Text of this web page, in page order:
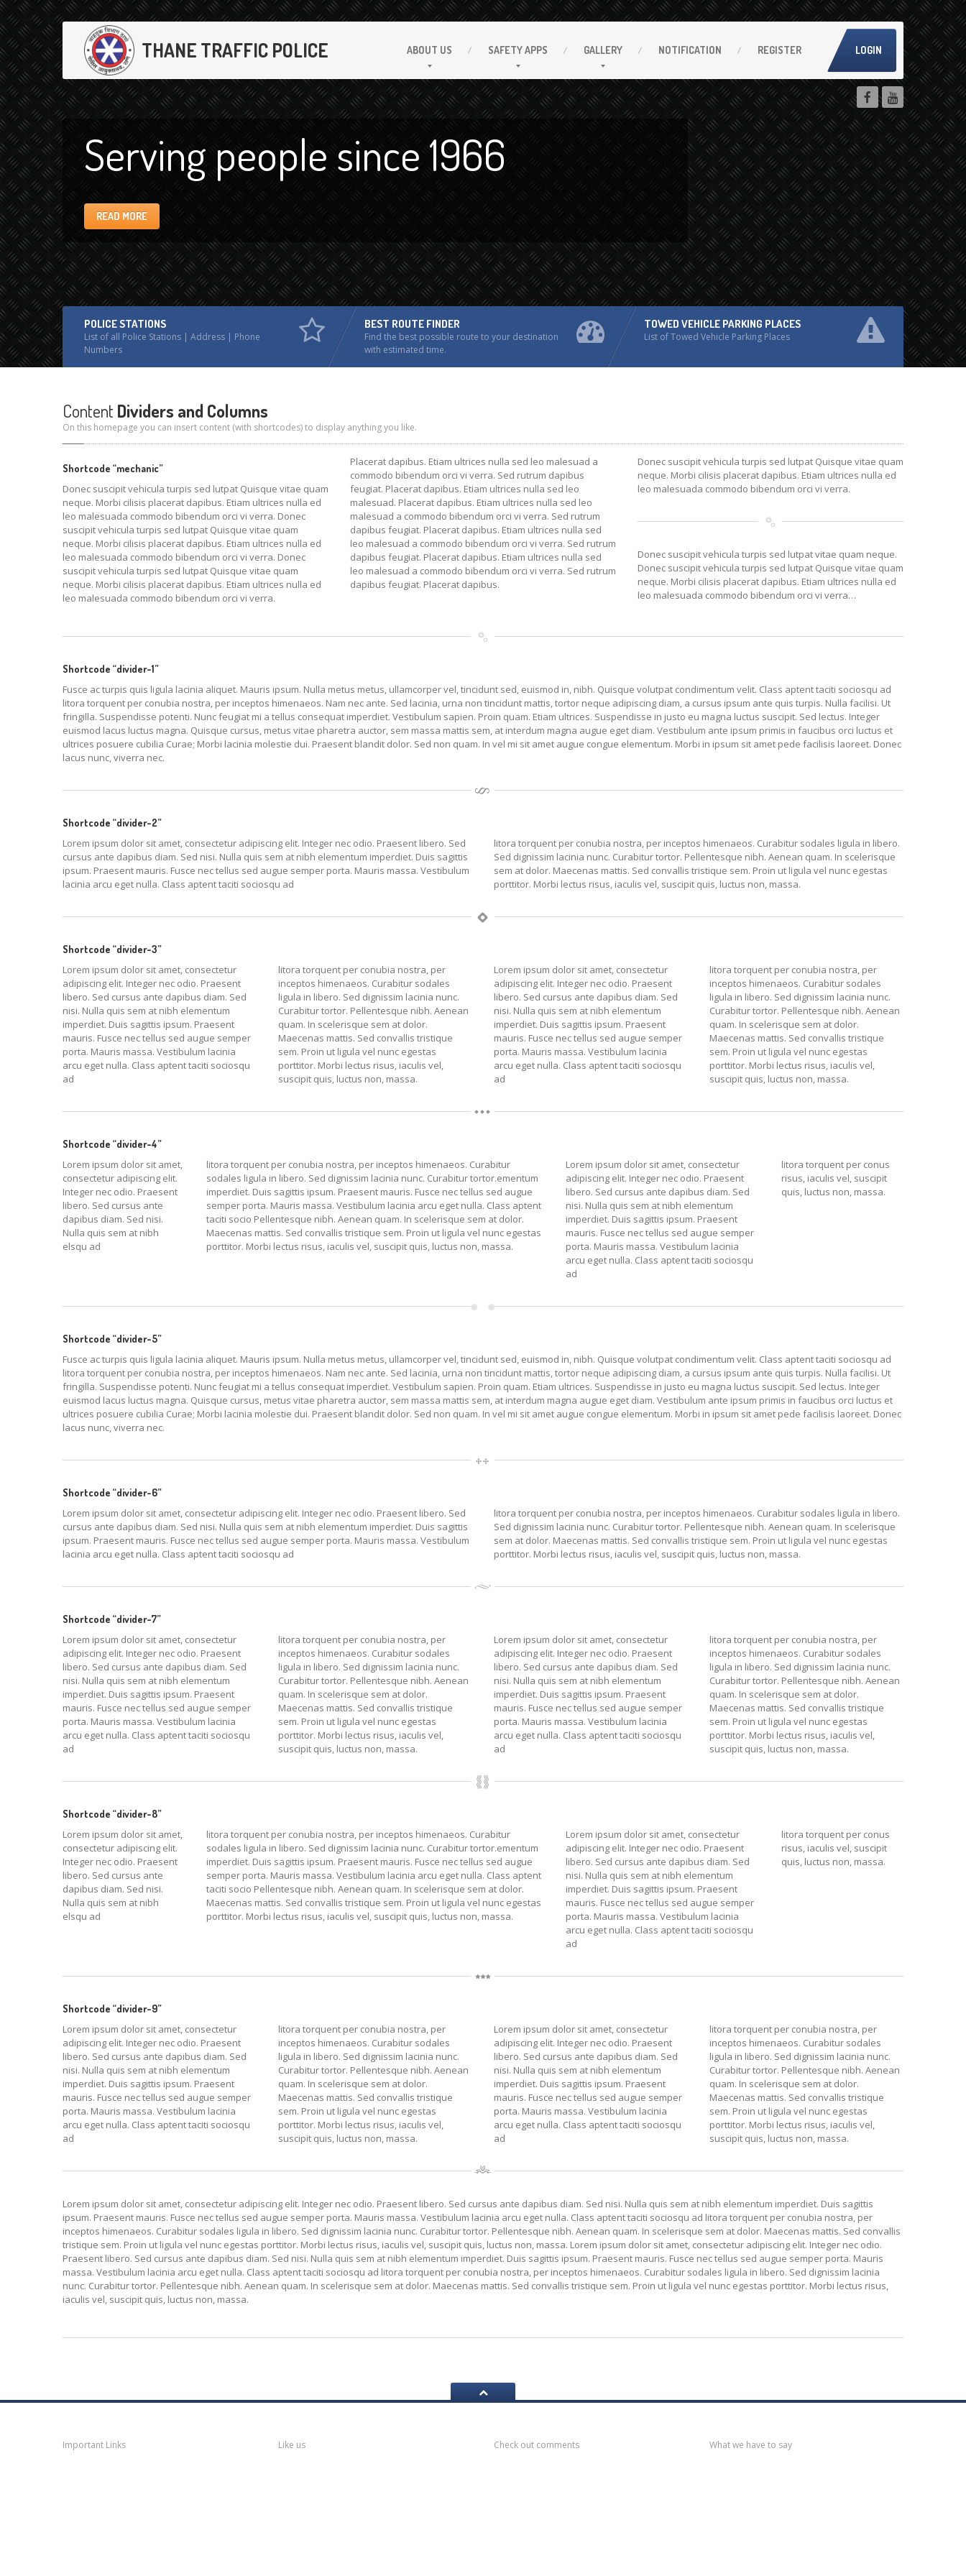
THANE TRAFFIC POLICE ABOUT US SAFETYAPPS GALLERY NOTIFICATION REGISTER LOGIN
Serving people since 1966
READ MORE
POLICE STATIONS
List of all Police Stations | Address | Phone
Numbers
BEST ROUTE FINDER
Find the best possible route to your destination
with estimated time.
TOWED VEHICLE PARKING PLACES
List of Towed Vehicle Parking Places
Content Dividers and Columns
On this homepage you can insert content (with shortcodes) to display anything you like.
Shortcode “mechanic”
Donec suscipit vehicula turpis sed lutpat Quisque vitae quam
neque. Morbi cilisis placerat dapibus. Etiam ultrices nulla ed
leo malesuada commodo bibendum orci vi verra. Donec
suscipit vehicula turpis sed lutpat Quisque vitae quam
neque. Morbi cilisis placerat dapibus. Etiam ultrices nulla ed
leo malesuada commodo bibendum orci vi verra. Donec
suscipit vehicula turpis sed lutpat Quisque vitae quam
neque. Morbi cilisis placerat dapibus. Etiam ultrices nulla ed
leo malesuada commodo bibendum orci vi verra.
Placerat dapibus. Etiam ultrices nulla sed leo malesuad a
commodo bibendum orci vi verra. Sed rutrum dapibus
feugiat. Placerat dapibus. Etiam ultrices nulla sed leo
malesuad. Placerat dapibus. Etiam ultrices nulla sed leo
malesuad a commodo bibendum orci vi verra. Sed rutrum
dapibus feugiat. Placerat dapibus. Etiam ultrices nulla sed
leo malesuad a commodo bibendum orci vi verra. Sed rutrum
dapibus feugiat. Placerat dapibus. Etiam ultrices nulla sed
leo malesuad a commodo bibendum orci vi verra. Sed rutrum
dapibus feugiat. Placerat dapibus.
Donec suscipit vehicula turpis sed lutpat Quisque vitae quam
neque. Morbi cilisis placerat dapibus. Etiam ultrices nulla ed
leo malesuada commodo bibendum orci vi verra.
Donec suscipit vehicula turpis sed lutpat vitae quam neque.
Donec suscipit vehicula turpis sed lutpat Quisque vitae quam
neque. Morbi cilisis placerat dapibus. Etiam ultrices nulla ed
leo malesuada commodo bibendum orci vi verra…
Shortcode “divider-1”
Fusce ac turpis quis ligula lacinia aliquet. Mauris ipsum. Nulla metus metus, ullamcorper vel, tincidunt sed, euismod in, nibh. Quisque volutpat condimentum velit. Class aptent taciti sociosqu ad
litora torquent per conubia nostra, per inceptos himenaeos. Nam nec ante. Sed lacinia, urna non tincidunt mattis, tortor neque adipiscing diam, a cursus ipsum ante quis turpis. Nulla facilisi. Ut
fringilla. Suspendisse potenti. Nunc feugiat mi a tellus consequat imperdiet. Vestibulum sapien. Proin quam. Etiam ultrices. Suspendisse in justo eu magna luctus suscipit. Sed lectus. Integer
euismod lacus luctus magna. Quisque cursus, metus vitae pharetra auctor, sem massa mattis sem, at interdum magna augue eget diam. Vestibulum ante ipsum primis in faucibus orci luctus et
ultrices posuere cubilia Curae; Morbi lacinia molestie dui. Praesent blandit dolor. Sed non quam. In vel mi sit amet augue congue elementum. Morbi in ipsum sit amet pede facilisis laoreet. Donec
lacus nunc, viverra nec.
Shortcode “divider-2”
Lorem ipsum dolor sit amet, consectetur adipiscing elit. Integer nec odio. Praesent libero. Sed
cursus ante dapibus diam. Sed nisi. Nulla quis sem at nibh elementum imperdiet. Duis sagittis
ipsum. Praesent mauris. Fusce nec tellus sed augue semper porta. Mauris massa. Vestibulum
lacinia arcu eget nulla. Class aptent taciti sociosqu ad
litora torquent per conubia nostra, per inceptos himenaeos. Curabitur sodales ligula in libero.
Sed dignissim lacinia nunc. Curabitur tortor. Pellentesque nibh. Aenean quam. In scelerisque
sem at dolor. Maecenas mattis. Sed convallis tristique sem. Proin ut ligula vel nunc egestas
porttitor. Morbi lectus risus, iaculis vel, suscipit quis, luctus non, massa.
Shortcode “divider-3”
Lorem ipsum dolor sit amet, consectetur
adipiscing elit. Integer nec odio. Praesent
libero. Sed cursus ante dapibus diam. Sed
nisi. Nulla quis sem at nibh elementum
imperdiet. Duis sagittis ipsum. Praesent
mauris. Fusce nec tellus sed augue semper
porta. Mauris massa. Vestibulum lacinia
arcu eget nulla. Class aptent taciti sociosqu
ad
litora torquent per conubia nostra, per
inceptos himenaeos. Curabitur sodales
ligula in libero. Sed dignissim lacinia nunc.
Curabitur tortor. Pellentesque nibh. Aenean
quam. In scelerisque sem at dolor.
Maecenas mattis. Sed convallis tristique
sem. Proin ut ligula vel nunc egestas
porttitor. Morbi lectus risus, iaculis vel,
suscipit quis, luctus non, massa.
Lorem ipsum dolor sit amet, consectetur
adipiscing elit. Integer nec odio. Praesent
libero. Sed cursus ante dapibus diam. Sed
nisi. Nulla quis sem at nibh elementum
imperdiet. Duis sagittis ipsum. Praesent
mauris. Fusce nec tellus sed augue semper
porta. Mauris massa. Vestibulum lacinia
arcu eget nulla. Class aptent taciti sociosqu
ad
litora torquent per conubia nostra, per
inceptos himenaeos. Curabitur sodales
ligula in libero. Sed dignissim lacinia nunc.
Curabitur tortor. Pellentesque nibh. Aenean
quam. In scelerisque sem at dolor.
Maecenas mattis. Sed convallis tristique
sem. Proin ut ligula vel nunc egestas
porttitor. Morbi lectus risus, iaculis vel,
suscipit quis, luctus non, massa.
Shortcode “divider-4”
Lorem ipsum dolor sit amet,
consectetur adipiscing elit.
Integer nec odio. Praesent
libero. Sed cursus ante
dapibus diam. Sed nisi.
Nulla quis sem at nibh
elsqu ad
litora torquent per conubia nostra, per inceptos himenaeos. Curabitur
sodales ligula in libero. Sed dignissim lacinia nunc. Curabitur tortor.ementum
imperdiet. Duis sagittis ipsum. Praesent mauris. Fusce nec tellus sed augue
semper porta. Mauris massa. Vestibulum lacinia arcu eget nulla. Class aptent
taciti socio Pellentesque nibh. Aenean quam. In scelerisque sem at dolor.
Maecenas mattis. Sed convallis tristique sem. Proin ut ligula vel nunc egestas
porttitor. Morbi lectus risus, iaculis vel, suscipit quis, luctus non, massa.
Lorem ipsum dolor sit amet, consectetur
adipiscing elit. Integer nec odio. Praesent
libero. Sed cursus ante dapibus diam. Sed
nisi. Nulla quis sem at nibh elementum
imperdiet. Duis sagittis ipsum. Praesent
mauris. Fusce nec tellus sed augue semper
porta. Mauris massa. Vestibulum lacinia
arcu eget nulla. Class aptent taciti sociosqu
ad
litora torquent per conus
risus, iaculis vel, suscipit
quis, luctus non, massa.
Shortcode “divider-5”
Fusce ac turpis quis ligula lacinia aliquet. Mauris ipsum. Nulla metus metus, ullamcorper vel, tincidunt sed, euismod in, nibh. Quisque volutpat condimentum velit. Class aptent taciti sociosqu ad
litora torquent per conubia nostra, per inceptos himenaeos. Nam nec ante. Sed lacinia, urna non tincidunt mattis, tortor neque adipiscing diam, a cursus ipsum ante quis turpis. Nulla facilisi. Ut
fringilla. Suspendisse potenti. Nunc feugiat mi a tellus consequat imperdiet. Vestibulum sapien. Proin quam. Etiam ultrices. Suspendisse in justo eu magna luctus suscipit. Sed lectus. Integer
euismod lacus luctus magna. Quisque cursus, metus vitae pharetra auctor, sem massa mattis sem, at interdum magna augue eget diam. Vestibulum ante ipsum primis in faucibus orci luctus et
ultrices posuere cubilia Curae; Morbi lacinia molestie dui. Praesent blandit dolor. Sed non quam. In vel mi sit amet augue congue elementum. Morbi in ipsum sit amet pede facilisis laoreet. Donec
lacus nunc, viverra nec.
Shortcode “divider-6”
Lorem ipsum dolor sit amet, consectetur adipiscing elit. Integer nec odio. Praesent libero. Sed
cursus ante dapibus diam. Sed nisi. Nulla quis sem at nibh elementum imperdiet. Duis sagittis
ipsum. Praesent mauris. Fusce nec tellus sed augue semper porta. Mauris massa. Vestibulum
lacinia arcu eget nulla. Class aptent taciti sociosqu ad
litora torquent per conubia nostra, per inceptos himenaeos. Curabitur sodales ligula in libero.
Sed dignissim lacinia nunc. Curabitur tortor. Pellentesque nibh. Aenean quam. In scelerisque
sem at dolor. Maecenas mattis. Sed convallis tristique sem. Proin ut ligula vel nunc egestas
porttitor. Morbi lectus risus, iaculis vel, suscipit quis, luctus non, massa.
Shortcode “divider-7”
Lorem ipsum dolor sit amet, consectetur
adipiscing elit. Integer nec odio. Praesent
libero. Sed cursus ante dapibus diam. Sed
nisi. Nulla quis sem at nibh elementum
imperdiet. Duis sagittis ipsum. Praesent
mauris. Fusce nec tellus sed augue semper
porta. Mauris massa. Vestibulum lacinia
arcu eget nulla. Class aptent taciti sociosqu
ad
litora torquent per conubia nostra, per
inceptos himenaeos. Curabitur sodales
ligula in libero. Sed dignissim lacinia nunc.
Curabitur tortor. Pellentesque nibh. Aenean
quam. In scelerisque sem at dolor.
Maecenas mattis. Sed convallis tristique
sem. Proin ut ligula vel nunc egestas
porttitor. Morbi lectus risus, iaculis vel,
suscipit quis, luctus non, massa.
Lorem ipsum dolor sit amet, consectetur
adipiscing elit. Integer nec odio. Praesent
libero. Sed cursus ante dapibus diam. Sed
nisi. Nulla quis sem at nibh elementum
imperdiet. Duis sagittis ipsum. Praesent
mauris. Fusce nec tellus sed augue semper
porta. Mauris massa. Vestibulum lacinia
arcu eget nulla. Class aptent taciti sociosqu
ad
litora torquent per conubia nostra, per
inceptos himenaeos. Curabitur sodales
ligula in libero. Sed dignissim lacinia nunc.
Curabitur tortor. Pellentesque nibh. Aenean
quam. In scelerisque sem at dolor.
Maecenas mattis. Sed convallis tristique
sem. Proin ut ligula vel nunc egestas
porttitor. Morbi lectus risus, iaculis vel,
suscipit quis, luctus non, massa.
Shortcode “divider-8”
Lorem ipsum dolor sit amet,
consectetur adipiscing elit.
Integer nec odio. Praesent
libero. Sed cursus ante
dapibus diam. Sed nisi.
Nulla quis sem at nibh
elsqu ad
litora torquent per conubia nostra, per inceptos himenaeos. Curabitur
sodales ligula in libero. Sed dignissim lacinia nunc. Curabitur tortor.ementum
imperdiet. Duis sagittis ipsum. Praesent mauris. Fusce nec tellus sed augue
semper porta. Mauris massa. Vestibulum lacinia arcu eget nulla. Class aptent
taciti socio Pellentesque nibh. Aenean quam. In scelerisque sem at dolor.
Maecenas mattis. Sed convallis tristique sem. Proin ut ligula vel nunc egestas
porttitor. Morbi lectus risus, iaculis vel, suscipit quis, luctus non, massa.
Lorem ipsum dolor sit amet, consectetur
adipiscing elit. Integer nec odio. Praesent
libero. Sed cursus ante dapibus diam. Sed
nisi. Nulla quis sem at nibh elementum
imperdiet. Duis sagittis ipsum. Praesent
mauris. Fusce nec tellus sed augue semper
porta. Mauris massa. Vestibulum lacinia
arcu eget nulla. Class aptent taciti sociosqu
ad
litora torquent per conus
risus, iaculis vel, suscipit
quis, luctus non, massa.
Shortcode “divider-9”
Lorem ipsum dolor sit amet, consectetur
adipiscing elit. Integer nec odio. Praesent
libero. Sed cursus ante dapibus diam. Sed
nisi. Nulla quis sem at nibh elementum
imperdiet. Duis sagittis ipsum. Praesent
mauris. Fusce nec tellus sed augue semper
porta. Mauris massa. Vestibulum lacinia
arcu eget nulla. Class aptent taciti sociosqu
ad
litora torquent per conubia nostra, per
inceptos himenaeos. Curabitur sodales
ligula in libero. Sed dignissim lacinia nunc.
Curabitur tortor. Pellentesque nibh. Aenean
quam. In scelerisque sem at dolor.
Maecenas mattis. Sed convallis tristique
sem. Proin ut ligula vel nunc egestas
porttitor. Morbi lectus risus, iaculis vel,
suscipit quis, luctus non, massa.
Lorem ipsum dolor sit amet, consectetur
adipiscing elit. Integer nec odio. Praesent
libero. Sed cursus ante dapibus diam. Sed
nisi. Nulla quis sem at nibh elementum
imperdiet. Duis sagittis ipsum. Praesent
mauris. Fusce nec tellus sed augue semper
porta. Mauris massa. Vestibulum lacinia
arcu eget nulla. Class aptent taciti sociosqu
ad
litora torquent per conubia nostra, per
inceptos himenaeos. Curabitur sodales
ligula in libero. Sed dignissim lacinia nunc.
Curabitur tortor. Pellentesque nibh. Aenean
quam. In scelerisque sem at dolor.
Maecenas mattis. Sed convallis tristique
sem. Proin ut ligula vel nunc egestas
porttitor. Morbi lectus risus, iaculis vel,
suscipit quis, luctus non, massa.
Lorem ipsum dolor sit amet, consectetur adipiscing elit. Integer nec odio. Praesent libero. Sed cursus ante dapibus diam. Sed nisi. Nulla quis sem at nibh elementum imperdiet. Duis sagittis
ipsum. Praesent mauris. Fusce nec tellus sed augue semper porta. Mauris massa. Vestibulum lacinia arcu eget nulla. Class aptent taciti sociosqu ad litora torquent per conubia nostra, per
inceptos himenaeos. Curabitur sodales ligula in libero. Sed dignissim lacinia nunc. Curabitur tortor. Pellentesque nibh. Aenean quam. In scelerisque sem at dolor. Maecenas mattis. Sed convallis
tristique sem. Proin ut ligula vel nunc egestas porttitor. Morbi lectus risus, iaculis vel, suscipit quis, luctus non, massa. Lorem ipsum dolor sit amet, consectetur adipiscing elit. Integer nec odio.
Praesent libero. Sed cursus ante dapibus diam. Sed nisi. Nulla quis sem at nibh elementum imperdiet. Duis sagittis ipsum. Praesent mauris. Fusce nec tellus sed augue semper porta. Mauris
massa. Vestibulum lacinia arcu eget nulla. Class aptent taciti sociosqu ad litora torquent per conubia nostra, per inceptos himenaeos. Curabitur sodales ligula in libero. Sed dignissim lacinia
nunc. Curabitur tortor. Pellentesque nibh. Aenean quam. In scelerisque sem at dolor. Maecenas mattis. Sed convallis tristique sem. Proin ut ligula vel nunc egestas porttitor. Morbi lectus risus,
iaculis vel, suscipit quis, luctus non, massa.
Important Links Like us Check out comments What we have to say